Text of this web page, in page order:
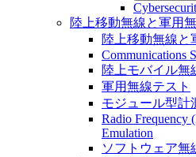
陸上移動無線と軍用
陸上移動無線と
Communications
陸上モバイル無
軍用無線テスト
モジュール型計
Radio Frequency
Emulation
ソフトウェア無